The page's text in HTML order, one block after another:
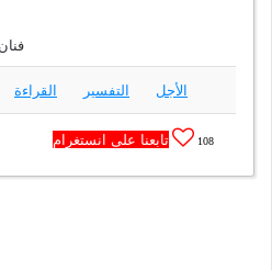
الأجل التفسير القراءة
108 تابعنا على انستغرام